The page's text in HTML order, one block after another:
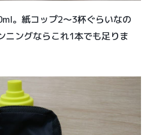
。紙コップ2〜3杯ぐらいなの
ニングならこれ1本でも足りま